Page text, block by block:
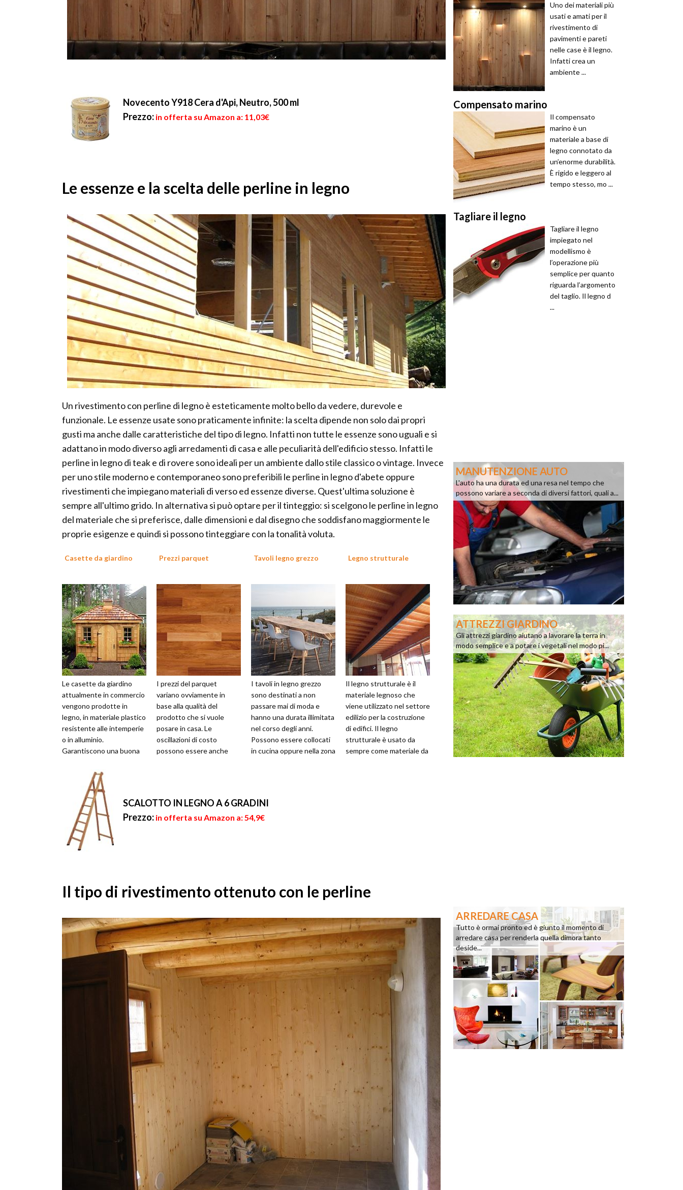
Novecento Y918 Cera d'Api, Neutro, 500 ml
Prezzo: in offerta su Amazon a: 11,03€
Le essenze e la scelta delle perline in legno
Un rivestimento con perline di legno è esteticamente molto bello da vedere, durevole e
funzionale. Le essenze usate sono praticamente infinite: la scelta dipende non solo dai propri
gusti ma anche dalle caratteristiche del tipo di legno. Infatti non tutte le essenze sono uguali e si
adattano in modo diverso agli arredamenti di casa e alle peculiarità dell'edificio stesso. Infatti le
perline in legno di teak e di rovere sono ideali per un ambiente dallo stile classico o vintage. Invece
per uno stile moderno e contemporaneo sono preferibili le perline in legno d'abete oppure
rivestimenti che impiegano materiali di verso ed essenze diverse. Quest'ultima soluzione è
sempre all'ultimo grido. In alternativa si può optare per il tinteggio: si scelgono le perline in legno
del materiale che si preferisce, dalle dimensioni e dal disegno che soddisfano maggiormente le
proprie esigenze e quindi si possono tinteggiare con la tonalità voluta.
Casette da giardino
Le casette da giardino
attualmente in commercio
vengono prodotte in
legno, in materiale plastico
resistente alle intemperie
o in alluminio.
Garantiscono una buona
e consent...
Prezzi parquet
I prezzi del parquet
variano ovviamente in
base alla qualità del
prodotto che si vuole
posare in casa. Le
oscillazioni di costo
possono essere anche
Tavoli legno grezzo
I tavoli in legno grezzo
sono destinati a non
passare mai di moda e
hanno una durata illimitata
nel corso degli anni.
Possono essere collocati
in cucina oppure nella zona
Legno strutturale
Il legno strutturale è il
materiale legnoso che
viene utilizzato nel settore
edilizio per la costruzione
di edifici. Il legno
strutturale è usato da
sempre come materiale da
SCALOTTO IN LEGNO A 6 GRADINI
Prezzo: in offerta su Amazon a: 54,9€
Il tipo di rivestimento ottenuto con le perline
Uno dei materiali più
usati e amati per il
rivestimento di
pavimenti e pareti
nelle case è il legno.
Infatti crea un
ambiente ...
Compensato marino
Il compensato
marino è un
materiale a base di
legno connotato da
un’enorme durabilità.
È rigido e leggero al
tempo stesso, mo ...
Tagliare il legno
Tagliare il legno
impiegato nel
modellismo è
l’operazione più
semplice per quanto
riguarda l’argomento
del taglio. Il legno d
...
MANUTENZIONE AUTO
L'auto ha una durata ed una resa nel tempo che
possono variare a seconda di diversi fattori, quali a...
ATTREZZI GIARDINO
Gli attrezzi giardino aiutano a lavorare la terra in
modo semplice e a potare i vegetali nel modo pi...
ARREDARE CASA
Tutto è ormai pronto ed è giunto il momento di
arredare casa per renderla quella dimora tanto
deside...